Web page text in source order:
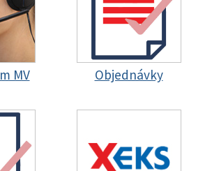
MV
Objednávky